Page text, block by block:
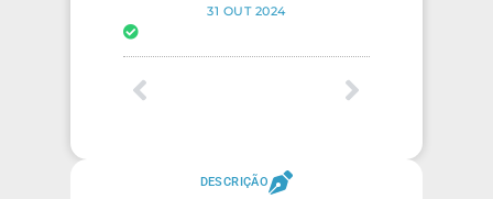
31 OUT 2024
DESCRIÇÃO